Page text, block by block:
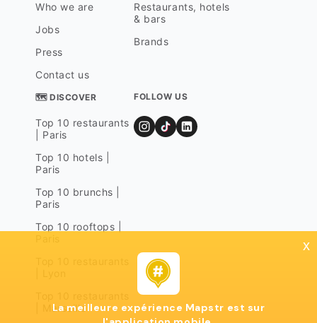
Who we are
Jobs
Press
Contact us
Restaurants, hotels
& bars
Brands
🗺 DISCOVER
Top 10 restaurants
| Paris
Top 10 hotels |
Paris
Top 10 brunchs |
Paris
Top 10 rooftops |
| Marseille
FOLLOW US
x
La meilleure expérience Mapstr est sur